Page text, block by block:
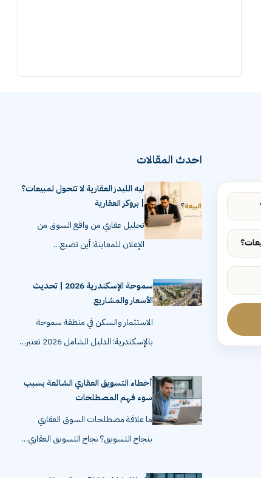
احدث المقالات
ليه الليدز العقارية لا تتحول لمبيعات؟
| بروكر العقارية
تحليل عقاري من واقع السوق من
الإعلان للمعاينة: أين تضيع…
سموحة الإسكندرية 2026 | تحديث
الأسعار والمشاريع
الاستثمار والسكن في منطقة سموحة
بالإسكندرية: الدليل الشامل 2026 تعتبر…
أخطاء التسويق العقاري الشائعة بسبب
سوء فهم المصطلحات
ما علاقة مصطلحات السوق العقاري
بنجاح التسويق؟ نجاح التسويق العقاري…